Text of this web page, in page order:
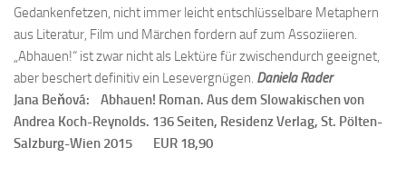
Gedankenfetzen, nicht immer leicht entschlüsselbare Metaphern
aus Literatur, Film und Märchen fordern auf zum Assoziieren.
„Abhauen!“ ist zwar nicht als Lektüre für zwischendurch geeignet,
aber beschert definitiv ein Lesevergnügen. Daniela Rader
Jana Beňová: Abhauen! Roman. Aus dem Slowakischen von
Andrea Koch-Reynolds. 136 Seiten, Residenz Verlag, St. Pölten-
Salzburg-Wien 2015 EUR 18,90